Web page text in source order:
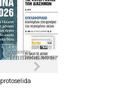
protoselida